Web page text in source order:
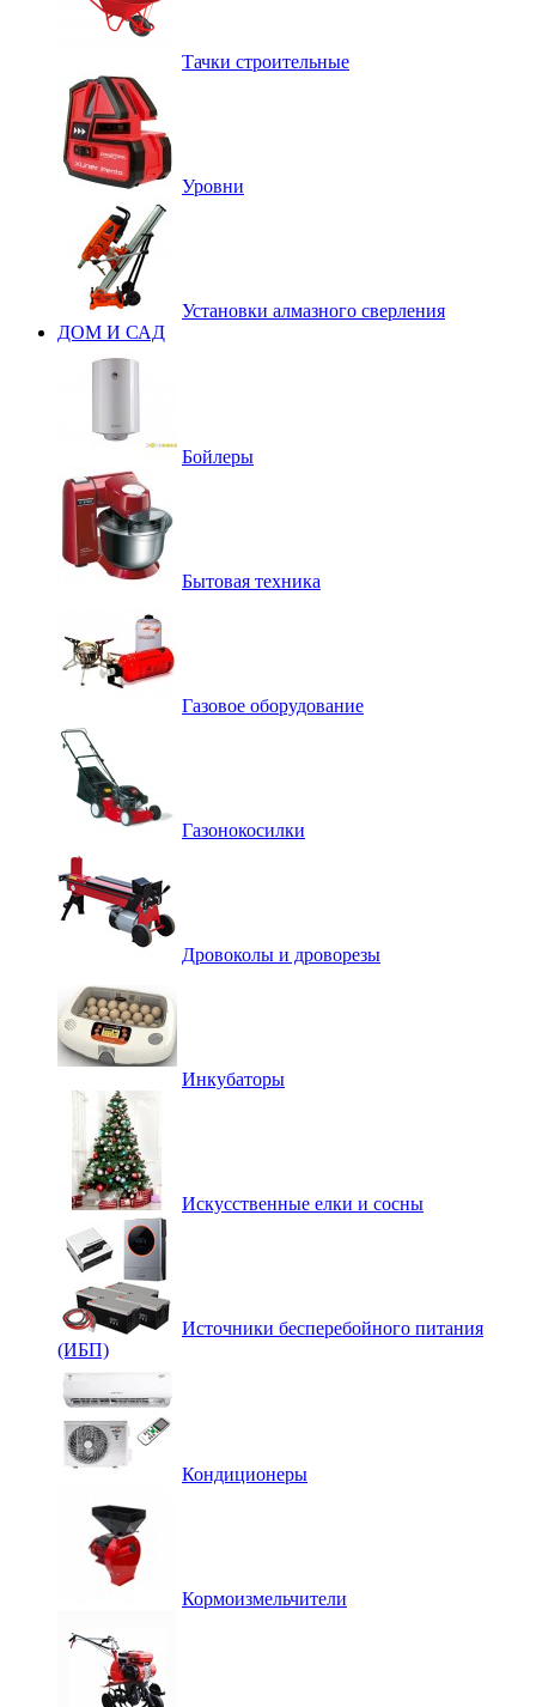
Тачки строительные
Уровни
Установки алмазного сверления
ДОМ И САД
Бойлеры
Бытовая техника
Газовое оборудование
Газонокосилки
Дровоколы и дроворезы
Инкубаторы
Искусственные елки и сосны
Источники бесперебойного питания
(ИБП)
Кондиционеры
Кормоизмельчители